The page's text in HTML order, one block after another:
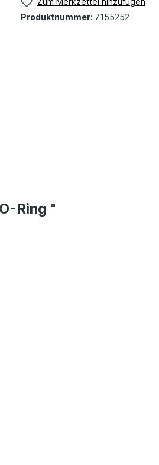
Produktnummer: 7155252
Ring "